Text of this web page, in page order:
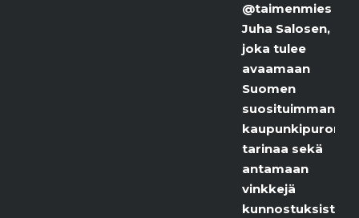
@taimenmies
Juha Salosen,
joka tulee
avaamaan
Suomen
suosituimman
kaupunkipuron
tarinaa sekä
antamaan
vinkkejä
kunnostuksista